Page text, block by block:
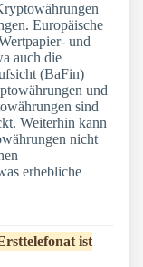
Europäische
und
auch die
(BaFin)
und
sind
Weiterhin kann
nicht
erhebliche
ist